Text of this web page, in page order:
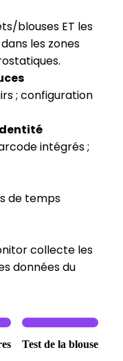
blouses ET les
les zones
; configuration
intégrés ;
de temps
collecte les
données du
Test de la blouse